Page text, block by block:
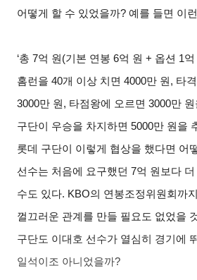
어떻게 할 수 있었을까?예를 들면 이
‘총 7억 원 (기본 연봉 6억 원 + 옵션 1
홈런을 40개 이상 치면 4000만 원 , 타
3000만 원 , 타점왕에 오르면 3000만
구단이 우승을 차지하면 5000만 원을
롯데 구단이 이렇게 협상을 했다면 어
선수는 처음에 요구했던 7억 원보다
수도 있다. KBO의 연봉조정위원회까
껄끄러운 관계를 만들 필요도 없었을
구단도 이대호 선수가 열심히 경기에
일석이조 아니었을까?